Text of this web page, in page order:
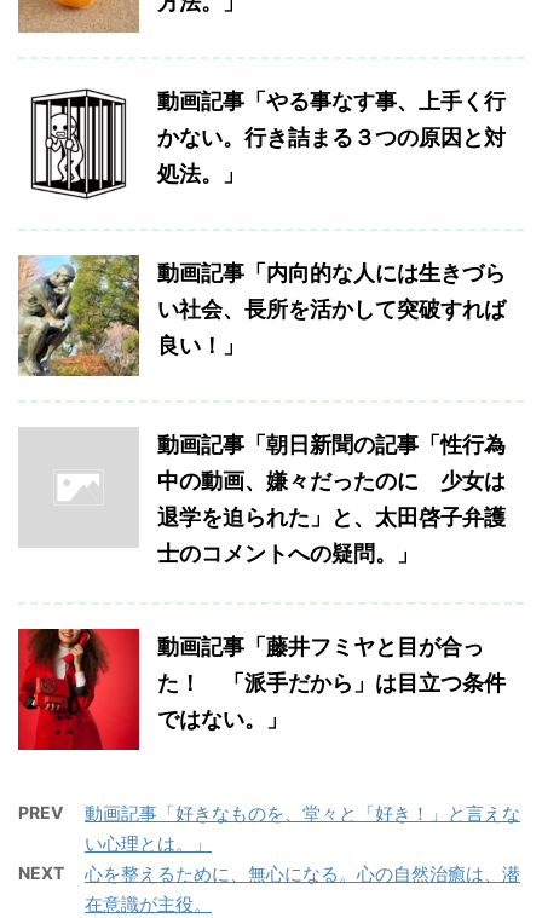
動画記事「やる事なす事、上手く行
かない。行き詰まる３つの原因と対
処法。」
動画記事「内向的な人には生きづら
い社会、長所を活かして突破すれば
良い！」
動画記事「朝日新聞の記事「性行為
中の動画、嫌々だったのに 少女は
退学を迫られた」と、太田啓子弁護
士のコメントへの疑問。」
動画記事「藤井フミヤと目が合っ
た！ 「派手だから」は目立つ条件
ではない。」
PREV
動画記事「好きなものを、堂々と「好き！」と言えな
い心理とは。」
NEXT
心を整えるために、無心になる。心の自然治癒は、潜
在意識が主役。